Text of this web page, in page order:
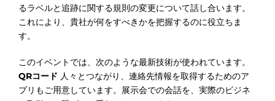
るラベルと追跡に関する規則の変更について話し合います。
これにより、貴社が何をすべきかを把握するのに役立ちま
す。
このイベントでは、次のような最新技術が使われています。
QRコード 人々とつながり、連絡先情報を取得するためのア
プリもご用意しています。展示会での会話を、実際のビジネ